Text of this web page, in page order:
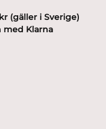
(gäller i Sverige)
med Klarna